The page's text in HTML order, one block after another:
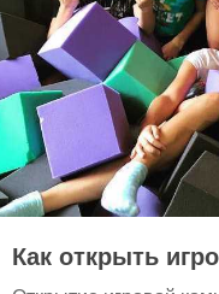
Как открыть